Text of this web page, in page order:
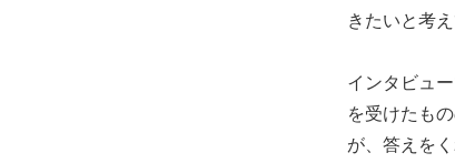
きたいと考え
インタビュ
を受けたも
が、答えを